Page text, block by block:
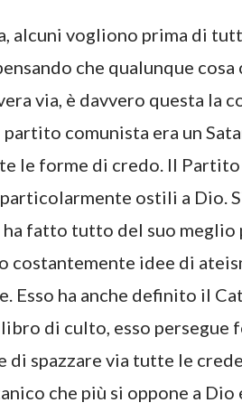
alcuni vogliono prima di
che qualunque
via, è davvero questa la
comunista era un
le forme di credo. Il
ostili a Dio.
ha fatto tutto del suo
costantemente idee di
Esso ha anche definito il
di culto, esso
di spazzare via tutte le
che più si oppone a